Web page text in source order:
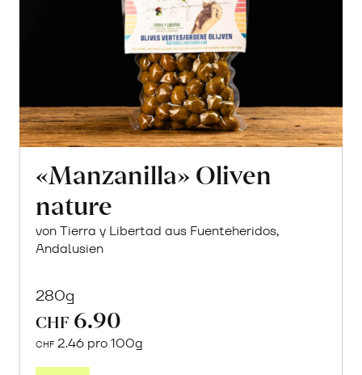
«Manzanilla» Oliven
nature
von Tierra y Libertad aus Fuenteheridos,
Andalusien
280g
CHF 6.90
CHF 2.46 pro 100g